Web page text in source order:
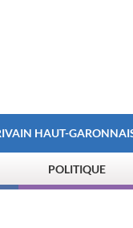
HAUT-
POLITIQUE